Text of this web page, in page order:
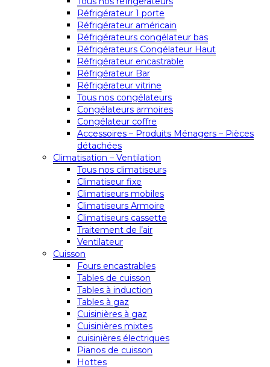
Réfrigérateur 1 porte
Réfrigérateur américain
Réfrigérateurs congélateur bas
Réfrigérateurs Congélateur Haut
Réfrigérateur encastrable
Réfrigérateur Bar
Réfrigérateur vitrine
Tous nos congélateurs
Congélateurs armoires
Congélateur coffre
Accessoires – Produits Ménagers – Pièces
détachées
Climatisation – Ventilation
Tous nos climatiseurs
Climatiseur fixe
Climatiseurs mobiles
Climatiseurs Armoire
Climatiseurs cassette
Traitement de l’air
Ventilateur
Cuisson
Fours encastrables
Tables de cuisson
Tables à induction
Tables à gaz
Cuisinières à gaz
Cuisinières mixtes
cuisinières électriques
Pianos de cuisson
Hottes